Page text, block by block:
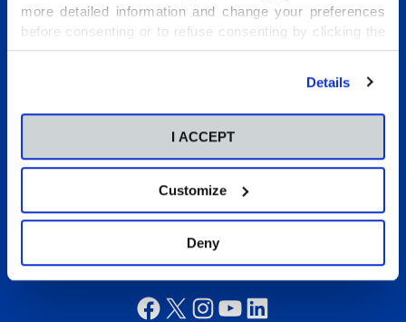
more detailed information and change your preferences
before consenting or to refuse consenting by clicking the
"Personalize" button. For more information you can visit
Details
I ACCEPT
Customize
Deny
Etapas educativas
Colegios CEU
Síguenos: